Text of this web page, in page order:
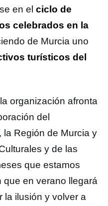
en el ciclo de
celebrados en la
de Murcia uno
turísticos del
organización afronta
del
la Región de Murcia y
y de las
que estamos
en verano llegará
la ilusión y volver a